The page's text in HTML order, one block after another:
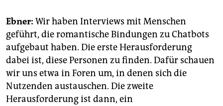
Ebner: Wir haben Interviews mit Menschen
geführt, die romantische Bindungen zu Chatbots
aufgebaut haben. Die erste Herausforderung
dabei ist, diese Personen zu finden. Dafür schauen
wir uns etwa in Foren um, in denen sich die
Nutzenden austauschen. Die zweite
Herausforderung ist dann, ein